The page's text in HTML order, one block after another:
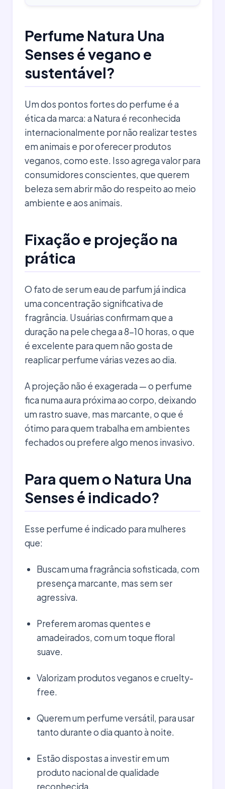
Perfume Natura Una
Senses é vegano e
sustentável?
Um dos pontos fortes do perfume é a
ética da marca: a Natura é reconhecida
internacionalmente por não realizar testes
em animais e por oferecer produtos
veganos, como este. Isso agrega valor para
consumidores conscientes, que querem
beleza sem abrir mão do respeito ao meio
ambiente e aos animais.
Fixação e projeção na
prática
O fato de ser um eau de parfum já indica
uma concentração significativa de
fragrância. Usuárias confirmam que a
duração na pele chega a 8-10 horas, o que
é excelente para quem não gosta de
reaplicar perfume várias vezes ao dia.
A projeção não é exagerada — o perfume
fica numa aura próxima ao corpo, deixando
um rastro suave, mas marcante, o que é
ótimo para quem trabalha em ambientes
fechados ou prefere algo menos invasivo.
Para quem o Natura Una
Senses é indicado?
Esse perfume é indicado para mulheres
que:
Buscam uma fragrância sofisticada, com
presença marcante, mas sem ser
agressiva.
Preferem aromas quentes e
amadeirados, com um toque floral
suave.
Valorizam produtos veganos e cruelty-
free.
Querem um perfume versátil, para usar
tanto durante o dia quanto à noite.
Estão dispostas a investir em um
produto nacional de qualidade
reconhecida.